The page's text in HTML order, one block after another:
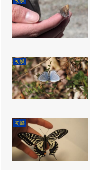
初蝶
初蝶